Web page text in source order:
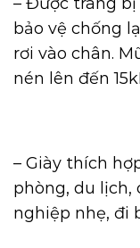
bảo vệ chống
rơi vào chân.
nén lên đến
– Giày thích
phòng, du lịch,
nghiệp nhẹ, đi